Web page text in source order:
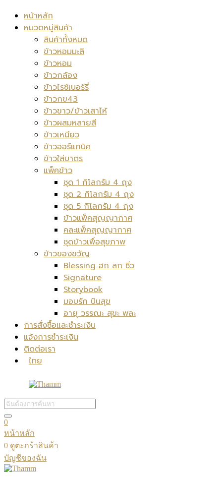
หน้าหลัก
หมวดหมู่สินค้า
สินค้าทั้งหมด
ข้าวหอมมะลิ
ข้าวหอม
ข้าวกล้อง
ข้าวไรซ์เบอร์รี่
ข้าวกข43
ข้าวขาว/ข้าวเสาไห้
ข้าวผสมหลายสี
ข้าวเหนียว
ข้าวออร์แกนิค
ข้าวใส่บาตร
แพ็คข้าว
ชุด 1 กิโลกรัม 4 ถุง
ชุด 2 กิโลกรัม 4 ถุง
ชุด 5 กิโลกรัม 4 ถุง
ข้าวแพ็คสุญญากาศ
คละแพ็คสุญญากาศ
ชุดข้าวเพื่อสุขภาพ
ข้าวของขวัญ
Blessing ฮก ลก ซิ่ว
Signature
Storybook
มอบรัก ปันสุข
อายุ วรรณะ สุขะ พละ
การสั่งซื้อและชำระเงิน
แจ้งการชำระเงิน
ติดต่อเรา
ไทย
0
หน้าหลัก
0 ดูตะกร้าสินค้า
บัญชีของฉัน